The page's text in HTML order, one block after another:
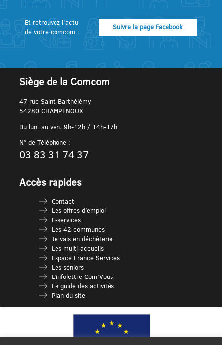
Et retrouvez l’actu
de votre comcom :
Suivre la page Facebook
Siège de la Comcom
47 rue Saint-Barthélémy
54280 CHAMPENOUX
Du lun. au ven. 9h-12h / 14h-17h
N° de Téléphone :
03 83 31 74 37
Accès rapides
Contact
Les offres d’emploi
E-services
Les 42 communes
Je vais en déchèterie
Les multi-accueils
Espace France Services
Les séniors
L’infolettre Com’Vous
Le guide des activités
Plan du site